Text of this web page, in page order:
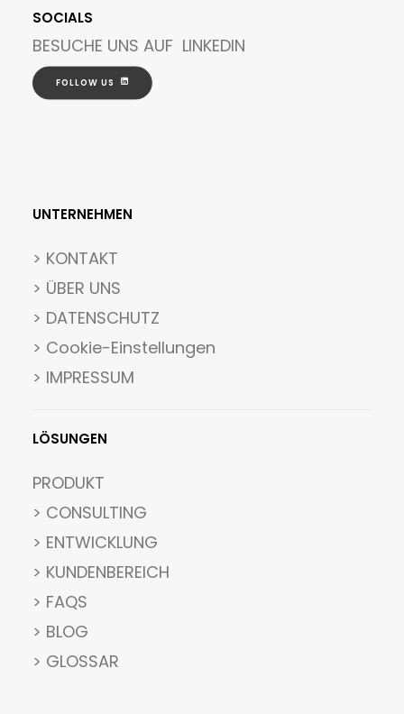
SOCIALS
BESUCHE UNS AUF LINKEDIN
FOLLOW US
UNTERNEHMEN
> KONTAKT
> ÜBER UNS
> DATENSCHUTZ
> Cookie-Einstellungen
> IMPRESSUM
LÖSUNGEN
PRODUKT
> CONSULTING
> ENTWICKLUNG
> KUNDENBEREICH
> FAQS
> BLOG
> GLOSSAR